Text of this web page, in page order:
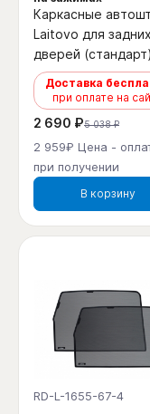
Каркасные
Laitovo для задних
дверей (стандарт)
Доставка
при оплате на
2 690 ₽5 038 ₽
2 959₽ Цена -
при получении
В корзину
RD-L-1655-67-4